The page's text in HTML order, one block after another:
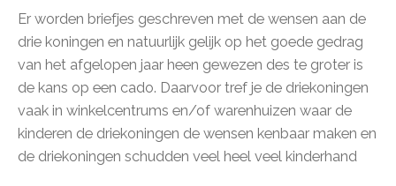
Er worden briefjes geschreven met de wensen aan de
drie koningen en natuurlijk gelijk op het goede gedrag
van het afgelopen jaar heen gewezen des te groter is
de kans op een cado. Daarvoor tref je de driekoningen
vaak in winkelcentrums en/of warenhuizen waar de
kinderen de driekoningen de wensen kenbaar maken en
de driekoningen schudden veel heel veel kinderhand